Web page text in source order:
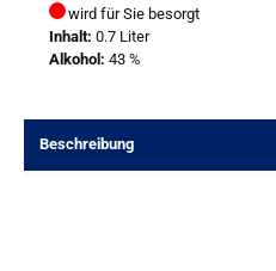
wird für Sie besorgt
Inhalt: 0.7 Liter
Alkohol: 43 %
Beschreibung